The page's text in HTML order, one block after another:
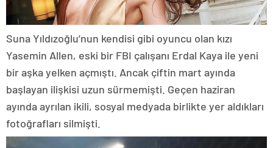
Suna Yıldızoğlu’nun kendisi gibi oyuncu olan kızı
Yasemin Allen, eski bir FBI çalışanı Erdal Kaya ile yeni
bir aşka yelken açmıştı. Ancak çiftin mart ayında
başlayan ilişkisi uzun sürmemişti. Geçen haziran
ayında ayrılan ikili, sosyal medyada birlikte yer aldıkları
fotoğrafları silmişti.